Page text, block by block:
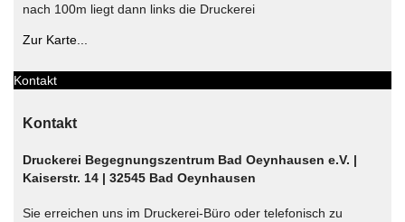
nach 100m liegt dann links die Druckerei
Zur Karte...
Kontakt
Kontakt
Druckerei Begegnungszentrum Bad Oeynhausen e.V. |
Kaiserstr. 14 | 32545 Bad Oeynhausen
Sie erreichen uns im Druckerei-Büro oder telefonisch zu